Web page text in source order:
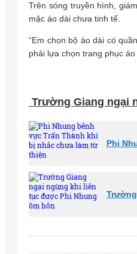
Trên sóng truyền hình,
mặc áo dài chưa tinh tế.
“Em chọn bộ áo dài có
phải lựa chọn trang phục
Trường Giang ngại
Phi